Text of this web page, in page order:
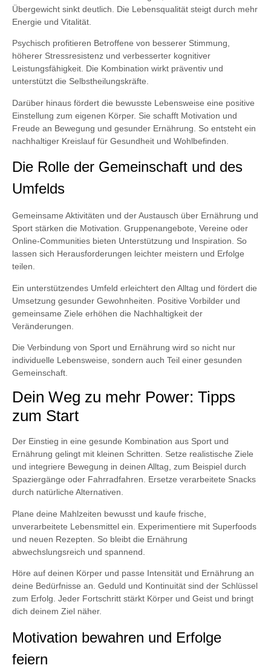
Übergewicht sinkt deutlich. Die Lebensqualität steigt durch mehr
Energie und Vitalität.
Psychisch profitieren Betroffene von besserer Stimmung,
höherer Stressresistenz und verbesserter kognitiver
Leistungsfähigkeit. Die Kombination wirkt präventiv und
unterstützt die Selbstheilungskräfte.
Darüber hinaus fördert die bewusste Lebensweise eine positive
Einstellung zum eigenen Körper. Sie schafft Motivation und
Freude an Bewegung und gesunder Ernährung. So entsteht ein
nachhaltiger Kreislauf für Gesundheit und Wohlbefinden.
Die Rolle der Gemeinschaft und des
Umfelds
Gemeinsame Aktivitäten und der Austausch über Ernährung und
Sport stärken die Motivation. Gruppenangebote, Vereine oder
Online-Communities bieten Unterstützung und Inspiration. So
lassen sich Herausforderungen leichter meistern und Erfolge
teilen.
Ein unterstützendes Umfeld erleichtert den Alltag und fördert die
Umsetzung gesunder Gewohnheiten. Positive Vorbilder und
gemeinsame Ziele erhöhen die Nachhaltigkeit der
Veränderungen.
Die Verbindung von Sport und Ernährung wird so nicht nur
individuelle Lebensweise, sondern auch Teil einer gesunden
Gemeinschaft.
Dein Weg zu mehr Power: Tipps
zum Start
Der Einstieg in eine gesunde Kombination aus Sport und
Ernährung gelingt mit kleinen Schritten. Setze realistische Ziele
und integriere Bewegung in deinen Alltag, zum Beispiel durch
Spaziergänge oder Fahrradfahren. Ersetze verarbeitete Snacks
durch natürliche Alternativen.
Plane deine Mahlzeiten bewusst und kaufe frische,
unverarbeitete Lebensmittel ein. Experimentiere mit Superfoods
und neuen Rezepten. So bleibt die Ernährung
abwechslungsreich und spannend.
Höre auf deinen Körper und passe Intensität und Ernährung an
deine Bedürfnisse an. Geduld und Kontinuität sind der Schlüssel
zum Erfolg. Jeder Fortschritt stärkt Körper und Geist und bringt
dich deinem Ziel näher.
Motivation bewahren und Erfolge
feiern